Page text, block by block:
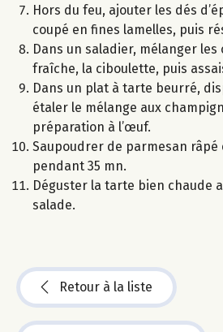
Hors du feu, ajouter les dés
coupé en fines lamelles, puis
Dans un saladier, mélanger
fraîche, la ciboulette, puis
Dans un plat à tarte beurré,
étaler le mélange aux
préparation à l’œuf.
Saupoudrer de parmesan râpé
pendant 35 mn.
Déguster la tarte bien chaude
salade.
Retour à la liste